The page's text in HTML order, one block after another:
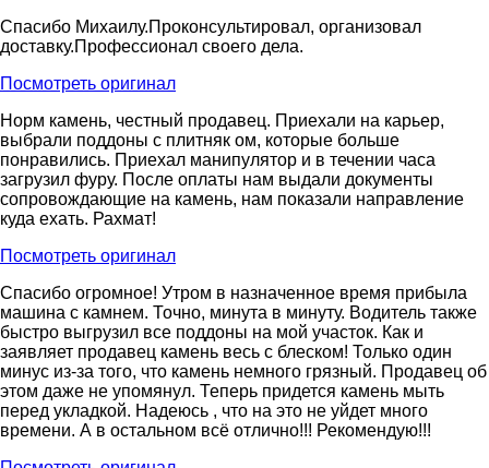
Спасибо Михаилу.Проконсультировал, организовал
доставку.Профессионал своего дела.
Посмотреть оригинал
Норм камень, честный продавец. Приехали на карьер,
выбрали поддоны с плитняк ом, которые больше
понравились. Приехал манипулятор и в течении часа
загрузил фуру. После оплаты нам выдали документы
сопровождающие на камень, нам показали направление
куда ехать. Рахмат!
Посмотреть оригинал
Спасибо огромное! Утром в назначенное время прибыла
машина с камнем. Точно, минута в минуту. Водитель также
быстро выгрузил все поддоны на мой участок. Как и
заявляет продавец камень весь с блеском! Только один
минус из-за того, что камень немного грязный. Продавец об
этом даже не упомянул. Теперь придется камень мыть
перед укладкой. Надеюсь , что на это не уйдет много
времени. А в остальном всё отлично!!! Рекомендую!!!